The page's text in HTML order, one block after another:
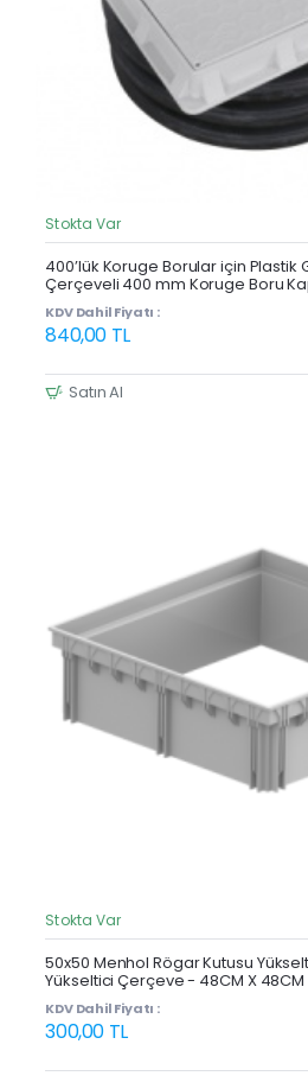
Stokta Var
400’lük Koruge Borular için Plastik
Çerçeveli 400 mm Koruge Boru
KDV Dahil Fiyatı :
840,00 TL
Satın Al
Stokta Var
50x50 Menhol Rögar Kutusu
Yükseltici Çerçeve - 48CM X 48CM
KDV Dahil Fiyatı :
300,00 TL